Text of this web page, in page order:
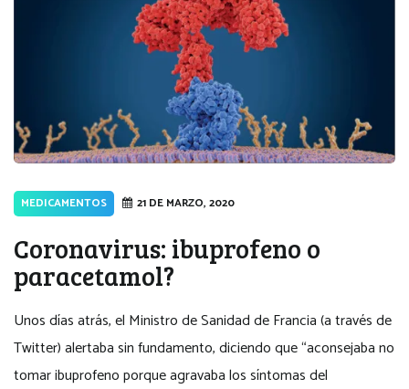
MEDICAMENTOS 21 DE MARZO, 2020
Coronavirus: ibuprofeno o
paracetamol?
Unos días atrás, el Ministro de Sanidad de Francia (a través de
Twitter) alertaba sin fundamento, diciendo que “aconsejaba no
tomar ibuprofeno porque agravaba los síntomas del